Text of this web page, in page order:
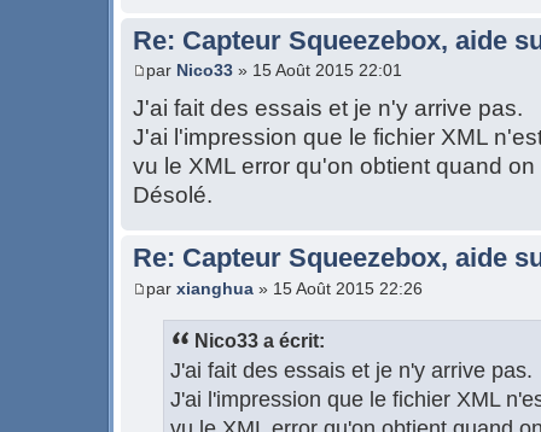
Re: Capteur Squeezebox, aide
par Nico33 » 15 Août 2015 22:01
J'ai fait des essais et je n'y arrive pas.
J'ai l'impression que le fichier XML
vu le XML error qu'on obtient quand on
Désolé.
Re: Capteur Squeezebox, aide
par xianghua » 15 Août 2015 22:26
Nico33 a écrit:
J'ai fait des essais et je n'y arrive pas.
J'ai l'impression que le fichier XML